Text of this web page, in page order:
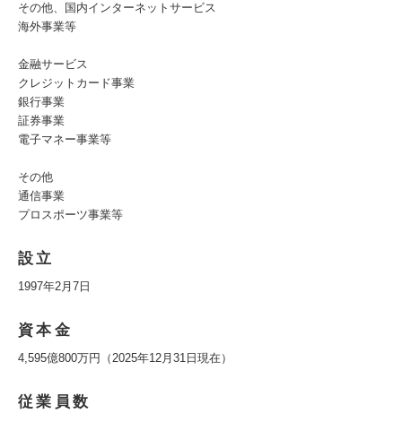
その他、国内インターネットサービス
海外事業等
金融サービス
クレジットカード事業
銀行事業
証券事業
電子マネー事業等
その他
通信事業
プロスポーツ事業等
設立
1997年2月7日
資本金
4,595億800万円（2025年12月31日現在）
従業員数